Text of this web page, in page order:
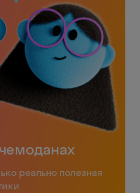
реально полезная